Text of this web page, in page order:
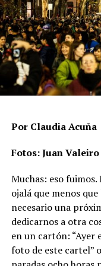
Más de un tercio de
contra el derecho a
suicidios o muertes
estructurales,
agresiones físicas
aclara que hay un
relacionada a la
En ese punto
año y pasaron de
101,4%.
Las muertes
altas y con un
67 casos (17
estructural y 6
Por Claudia Acuña
Fotos: Juan Valeiro
Muchas: eso
ojalá que menos
necesario una
dedicarnos a otra
en un cartón: “Ayer
foto de este cartel”